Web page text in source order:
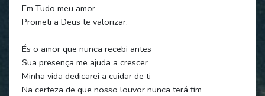
Em Tudo meu amor
Prometi a Deus te valorizar.
És o amor que nunca recebi antes
Sua presença me ajuda a crescer
Minha vida dedicarei a cuidar de ti
Na certeza de que nosso louvor nunca terá fim